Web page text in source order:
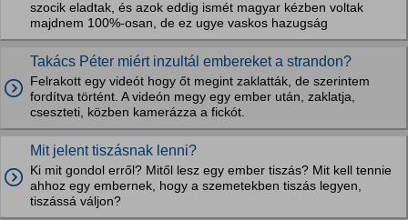
szocik eladtak, és azok eddig ismét magyar kézben voltak
majdnem 100%-osan, de ez ugye vaskos hazugság
Takács Péter miért inzultál embereket a strandon?
Felrakott egy videót hogy őt megint zaklatták, de szerintem
fordítva történt. A videón megy egy ember után, zaklatja,
cseszteti, közben kamerázza a fickót.
Mit jelent tiszásnak lenni?
Ki mit gondol erről? Mitől lesz egy ember tiszás? Mit kell tennie
ahhoz egy embernek, hogy a szemetekben tiszás legyen,
tiszássá váljon?